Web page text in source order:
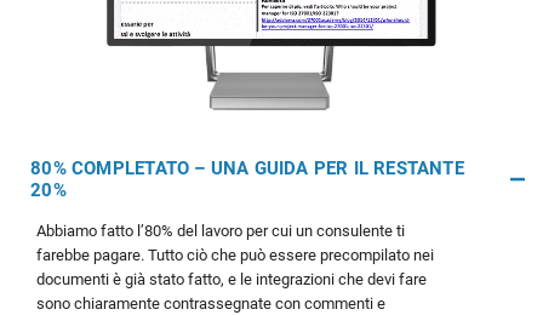
80% COMPLETATO – UNA GUIDA PER IL RESTANTE
20%
Abbiamo fatto l’80% del lavoro per cui un consulente ti
farebbe pagare. Tutto ciò che può essere precompilato nei
documenti è già stato fatto, e le integrazioni che devi fare
sono chiaramente contrassegnate con commenti e